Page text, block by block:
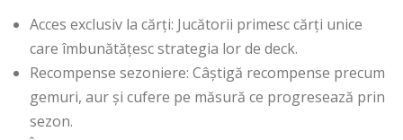
Acces exclusiv la cărți: Jucătorii primesc cărți unice
care îmbunătățesc strategia lor de deck.
Recompense sezoniere: Câștigă recompense precum
gemuri, aur și cufere pe măsură ce progresează prin
sezon.